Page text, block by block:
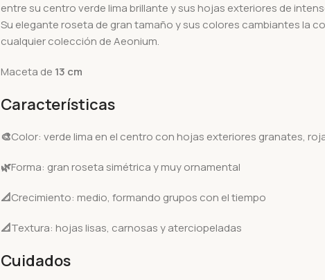
entre su centro verde lima brillante y sus hojas exteriores de
Su elegante roseta de gran tamaño y sus colores cambiantes la
cualquier colección de Aeonium.
Maceta de 13 cm
Características
🎨Color: verde lima en el centro con hojas exteriores granates,
🌿Forma: gran roseta simétrica y muy ornamental
📐Crecimiento: medio, formando grupos con el tiempo
📐Textura: hojas lisas, carnosas y aterciopeladas
Cuidados